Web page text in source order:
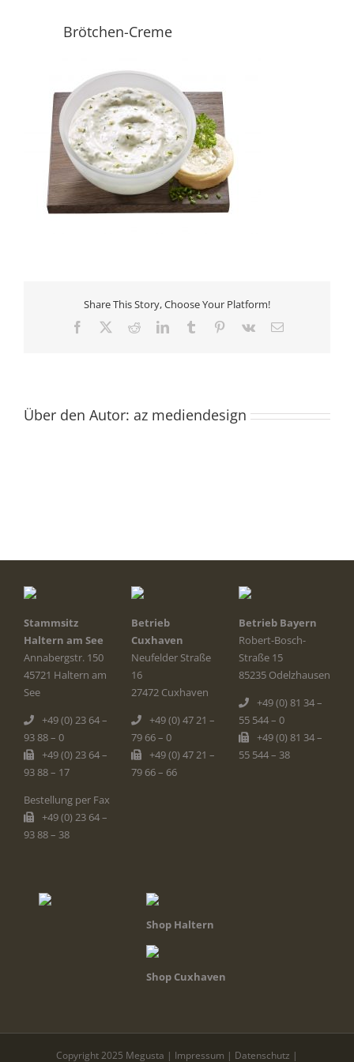
Brötchen-Creme
Share This Story, Choose Your Platform!
Facebook RedditLinkedInTumblr Pinterest
Vk
E-
Über den Autor: az mediendesign
Stammsitz
Haltern am See
Annabergstr. 150
45721 Haltern am
See
+49 (0) 23 64 –
93 88 – 0
+49 (0) 23 64 –
93 88 – 17
Bestellung per Fax
+49 (0) 23 64 –
93 88 – 38
Betrieb
Cuxhaven
Neufelder Straße
16
27472 Cuxhaven
+49 (0) 47 21 –
79 66 – 0
+49 (0) 47 21 –
79 66 – 66
Betrieb Bayern
Robert-Bosch-
Straße 15
85235 Odelzhausen
+49 (0) 81 34 –
55 544 – 0
+49 (0) 81 34 –
55 544 – 38
Shop Haltern
Shop Cuxhaven
Copyright 2025 Megusta | Impressum | Datenschutz |